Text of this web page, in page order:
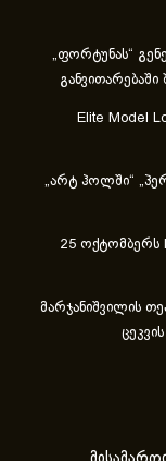
„ფორტუნას“
Elite Model
„არტ ჰოლში“
25 ოქტომბერს
მარჯანიშვილის